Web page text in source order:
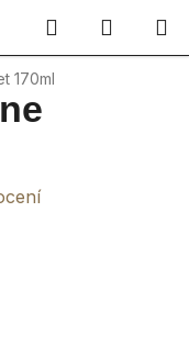
Hledat
KOŠÍK
170ml